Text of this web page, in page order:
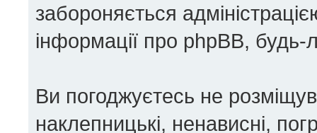
забороняється
інформації про phpBB,
Ви погоджуєтесь не
наклепницькі, ненависні,